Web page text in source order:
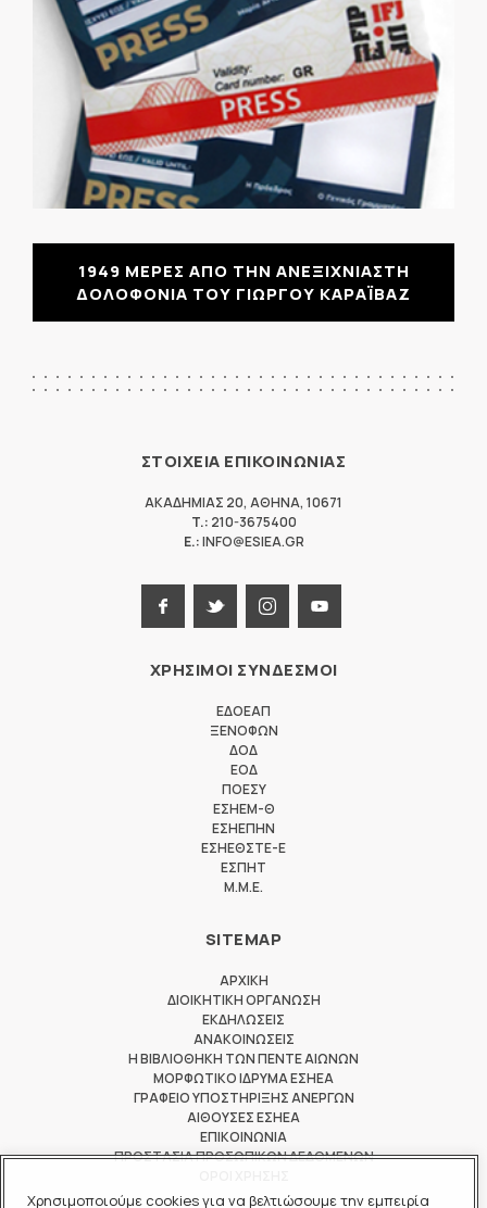
Χρησιμοποιούμε cookies για να βελτιώσουμε την εμπειρία
1949 ΜΕΡΕΣ ΑΠΟ ΤΗΝ ΑΝΕΞΙΧΝΙΑΣΤΗ
ΔΟΛΟΦΟΝΙΑ ΤΟΥ ΓΙΩΡΓΟΥ ΚΑΡΑΪΒΑΖ
ΣΤΟΙΧΕΙΑ ΕΠΙΚΟΙΝΩΝΙΑΣ
ΑΚΑΔΗΜΙΑΣ 20, ΑΘΗΝΑ, 10671
T.: 210-3675400
E.:INFO@ESIEA.GR
ΧΡΗΣΙΜΟΙ ΣΥΝΔΕΣΜΟΙ
ΕΔΟΕΑΠ
ΞΕΝΟΦΩΝ
ΔΟΔ
ΕΟΔ
ΠΟΕΣΥ
ΕΣΗΕΜ-Θ
ΕΣΗΕΠΗΝ
ΕΣΗΕΘΣΤΕ-Ε
ΕΣΠΗΤ
M.M.E.
SITEMAP
ΑΡΧΙΚΗ
ΔΙΟΙΚΗΤΙΚΗ ΟΡΓΑΝΩΣΗ
ΕΚΔΗΛΩΣΕΙΣ
ΑΝΑΚΟΙΝΩΣΕΙΣ
Η ΒΙΒΛΙΟΘΗΚΗ ΤΩΝ ΠΕΝΤΕ ΑΙΩΝΩΝ
ΜΟΡΦΩΤΙΚΟ ΙΔΡΥΜΑ ΕΣΗΕΑ
ΓΡΑΦΕΙΟ ΥΠΟΣΤΗΡΙΞΗΣ ΑΝΕΡΓΩΝ
ΑΙΘΟΥΣΕΣ ΕΣΗΕΑ
ΕΠΙΚΟΙΝΩΝΙΑ
ΠΡΟΣΤΑΣΙΑ ΠΡΟΣΩΠΙΚΩΝ ΔΕΔΟΜΕΝΩΝ